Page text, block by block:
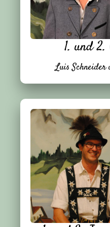
1. und
Luis Schneider